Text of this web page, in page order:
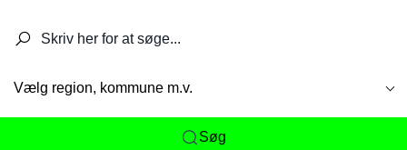
Vælg region, kommune m.v.
Søg